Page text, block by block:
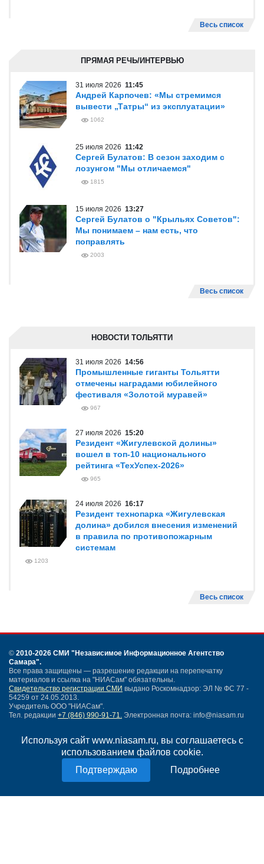
Используя сайт www.niasam.ru, вы соглашаетесь с
использованием файлов cookie.
Подробнее
Весь список
ПРЯМАЯ РЕЧЬ/ИНТЕРВЬЮ
31 июля 2026 11:45
Андрей Карпочев: «Мы стремимся
вывести „Татры“ из эксплуатации»
1062
25 июля 2026 11:42
Сергей Булатов: В сезон заходим с
лозунгом "Мы отличаемся"
1815
15 июля 2026 13:27
Сергей Булатов о "Крыльях Советов":
Мы понимаем – нам есть, что
поправлять
2003
Весь список
НОВОСТИ ТОЛЬЯТТИ
31 июля 2026 14:56
Промышленные гиганты Тольятти
отмечены наградами юбилейного
фестиваля «Золотой муравей»
967
27 июля 2026 15:20
Резидент «Жигулевской долины»
вошел в топ-10 национального
рейтинга «ТехУспех-2026»
965
24 июля 2026 16:17
Резидент технопарка «Жигулевская
долина» добился внесения изменений
в правила по противопожарным
системам
1203
Весь список
© 2010-2026 СМИ "Независимое Информационное Агентство
Самара".
Все права защищены — разрешение редакции на перепечатку
материалов и ссылка на "НИАСам" обязательны.
Свидетельство регистрации СМИ выдано Роскомнадзор: ЭЛ № ФС 77 -
54259 от 24.05.2013.
Учредитель ООО "НИАСам".
Тел. редакции +7 (846) 990-91-71. Электронная почта: info@niasam.ru
Карта сайта
Нашли ошибку?
Политика конфиденциальности
Согласие на обработку персональных данных